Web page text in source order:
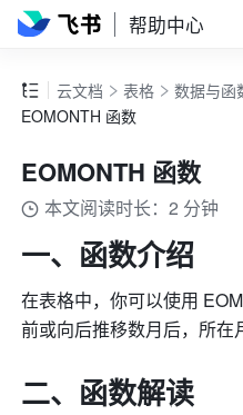
帮助中心
云文档 表格 数据与函
EOMONTH 函数
EOMONTH 函数
本文阅读时长：2 分钟
一、函数介绍
在表格中，你可以使用
前或向后推移数月后，所在
二、函数解读